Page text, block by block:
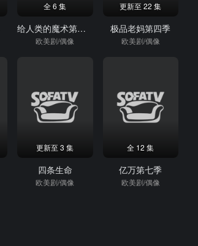
全 6 集
给人类的魔术第一季
欧美剧/偶像
更新至 22 集
极品老妈第四季
欧美剧/偶像
更新至 3 集
四条生命
欧美剧/偶像
全 12 集
亿万第七季
欧美剧/偶像